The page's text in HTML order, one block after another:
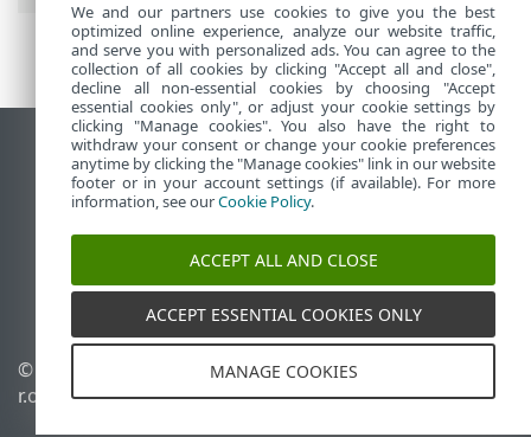
Переглянути повну версію
End of Life
База знань ESET
Форум ESET
ESET Status Portal
Регіональна підтримка
© 1992 - 2026 ESET, spol. s
r.o. - Усі права захищено.
Керувати файлами cookie
Політика щодо файлів
We and our partners use cookies to give you the best
optimized online experience, analyze our website traffic,
and serve you with personalized ads. You can agree to the
collection of all cookies by clicking "Accept all and close",
decline all non-essential cookies by choosing "Accept
essential cookies only", or adjust your cookie settings by
clicking "Manage cookies". You also have the right to
withdraw your consent or change your cookie preferences
anytime by clicking the "Manage cookies" link in our website
footer or in your account settings (if available). For more
information, see ourCookie Policy.
ACCEPT ALL AND CLOSE
ACCEPT ESSENTIAL COOKIES ONLY
MANAGE COOKIES